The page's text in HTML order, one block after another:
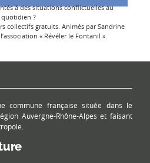
à des situations conflictuelles au
quotidien ?
collectifs gratuits. Animés par Sandrine
« Révéler le Fontanil ».
commune française située dans le
Auvergne-Rhône-Alpes et faisant